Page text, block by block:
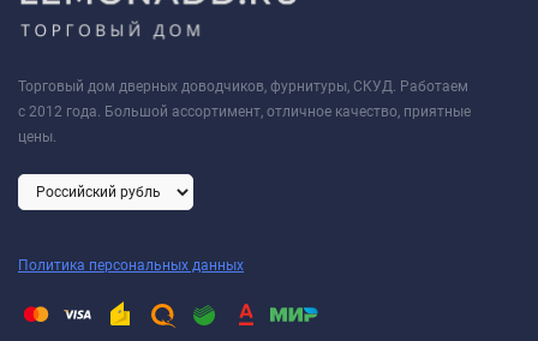
Торговый дом дверных доводчиков, фурнитуры, СКУД. Работаем
с 2012 года. Большой ассортимент, отличное качество, приятные
цены.
Политика персональных данных